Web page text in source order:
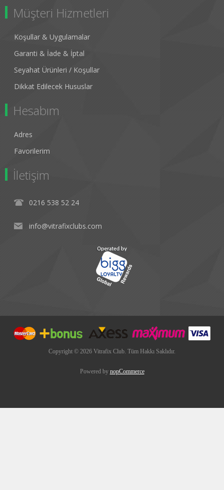
Müşteri Hizmetleri
Koşullar & Uygulamalar
Garanti & İade & İptal
Seyahat Ürünleri / Koşullar
Dikkat Edilecek Hususlar
Hesabım
Adres
Favorilerim
İletişim
0216 538 52 24
info@vitrafixclubs.com
Copyright © 2026 Vitrafix Club. Tüm Hakkı Saklıdır.
Powered by nopCommerce